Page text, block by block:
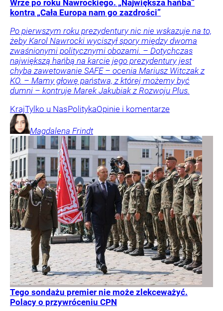
Wrze po roku Nawrockiego. „Największa hańba”
kontra „Cała Europa nam go zazdrości”
Po pierwszym roku prezydentury nic nie wskazuje na to,
żeby Karol Nawrocki wyciszył spory między dwoma
zwaśnionymi politycznymi obozami. – Dotychczas
największą hańbą na karcie jego prezydentury jest
chyba zawetowanie SAFE – ocenia Mariusz Witczak z
KO. – Mamy głowę państwa, z której możemy być
dumni – kontruje Marek Jakubiak z Rozwoju Plus.
KrajTylko u NasPolitykaOpinie i komentarze
Magdalena Frindt
Tego sondażu premier nie może zlekceważyć.
Polacy o przywróceniu CPN